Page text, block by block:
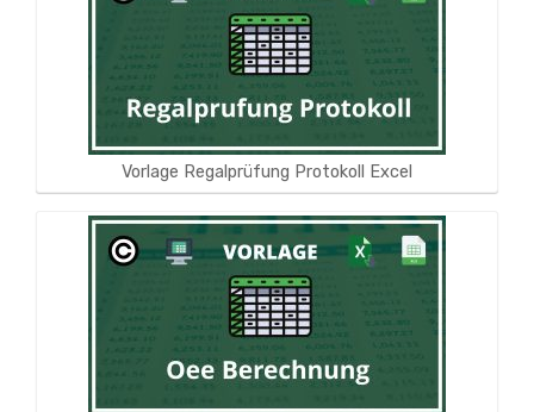
Vorlage Regalprüfung Protokoll Excel